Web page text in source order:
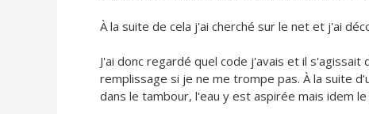
À la suite de cela j'ai cherché sur le net et j'ai
J'ai donc regardé quel code j'avais et il
remplissage si je ne me trompe pas. À la suite
dans le tambour, l'eau y est aspirée mais idem